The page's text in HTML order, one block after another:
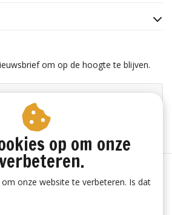
om op de hoogte te blijven.
op om onze
onze website te verbeteren. Is dat